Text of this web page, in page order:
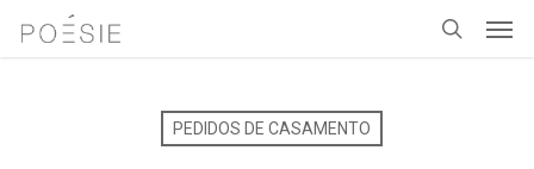
PEDIDOS DE CASAMENTO